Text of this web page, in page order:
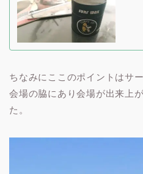
ちなみにここのポイントはサ
会場の脇にあり会場が出来上
た。